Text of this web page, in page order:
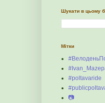
Шукати в цьому
Мітки
#poltavaride
📷